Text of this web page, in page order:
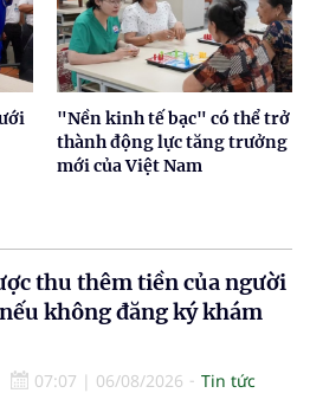
"Nền kinh tế bạc" có thể trở
thành động lực tăng trưởng
mới của Việt Nam
thu thêm tiền của người
không đăng ký khám
07:07 | 06/08/2026
Tin tức